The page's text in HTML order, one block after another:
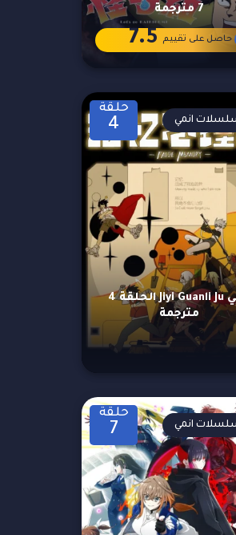
7 مترجمة
حاصل على تقييم 7.5
حلقة
4
انمي Jiyi Guanli Ju الحلقة 4
مترجمة
انمي
حلقة
7 انمي